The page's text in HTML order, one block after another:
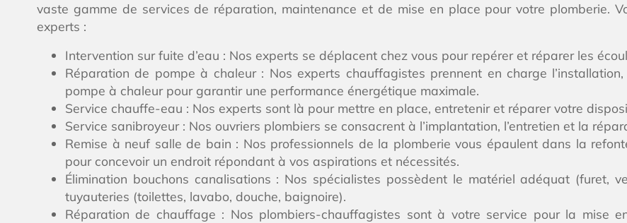
vaste gamme de services de réparation, maintenance et de mise en place pour votre plomberie.
experts :
Intervention sur fuite d’eau : Nos experts se déplacent chez vous pour repérer et réparer les
Réparation de pompe à chaleur : Nos experts chauffagistes prennent en charge
pompe à chaleur pour garantir une performance énergétique maximale.
Service chauffe-eau : Nos experts sont là pour mettre en place, entretenir et réparer votre
Service sanibroyeur : Nos ouvriers plombiers se consacrent à l’implantation, l’entretien et la
Remise à neuf salle de bain : Nos professionnels de la plomberie vous épaulent dans la
pour concevoir un endroit répondant à vos aspirations et nécessités.
Élimination bouchons canalisations : Nos spécialistes possèdent le matériel adéquat (furet,
tuyauteries (toilettes, lavabo, douche, baignoire).
Réparation de chauffage : Nos plombiers-chauffagistes sont à votre service pour la mise